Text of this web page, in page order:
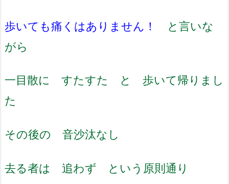
歩いても痛くはありません！
と言いな
がら
一目散に すたすた と 歩いて帰りまし
た
その後の 音沙汰なし
去る者は 追わず という原則通り